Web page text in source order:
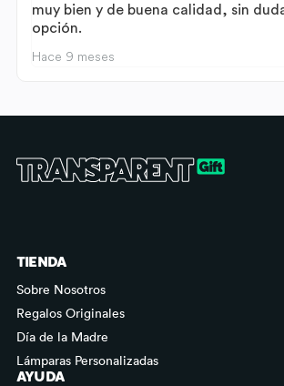
muy bien y de buena calidad, sin
opción.
Hace 9 meses
TIENDA
Sobre Nosotros
Regalos Originales
Día de la Madre
Lámparas Personalizadas
AYUDA